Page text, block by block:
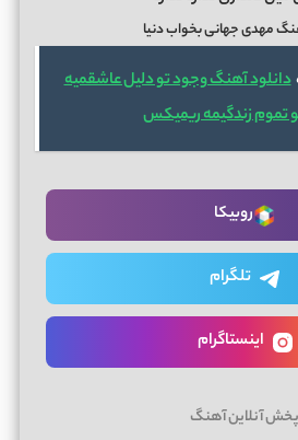
مهدی جهانی بخواب دنیا
دانلود آهنگ وجود تو دلیل عاشقمیه
تموم زندگیمه ریمیکس
روبیکا
تلگرام
اینستاگرام
پخش آنلاین آهنگ